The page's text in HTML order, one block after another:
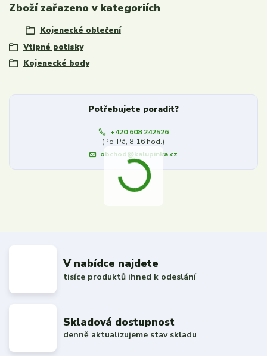
Zboží zařazeno v kategoriích
Kojenecké oblečení
Vtipné potisky
Kojenecké body
Potřebujete poradit?
+420 608 242526
(Po-Pá, 8-16 hod.)
obchod@kalupinka.cz
V nabídce najdete
tisíce produktů ihned k odeslání
Skladová dostupnost
denně aktualizujeme stav skladu